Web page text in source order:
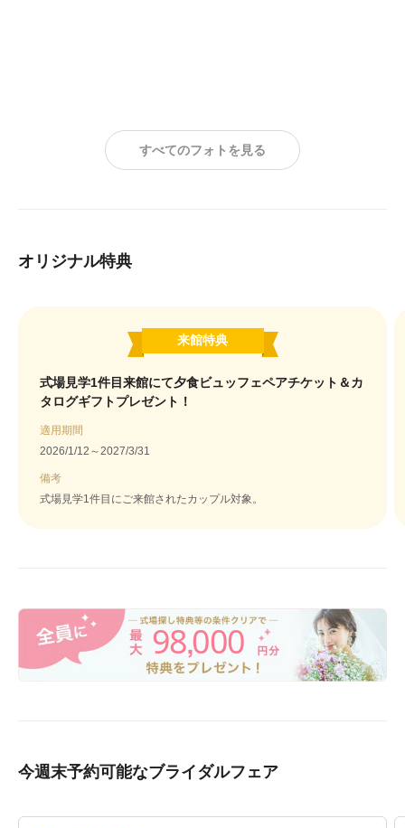
すべてのフォトを見る
オリジナル特典
来館特典
式場見学1件目来館にて夕食ビュッフェペアチケット＆カ
タログギフトプレゼント！
適用期間
2026/1/12～2027/3/31
備考
式場見学1件目にご来館されたカップル対象。
98,000
今週末予約可能なブライダルフェア